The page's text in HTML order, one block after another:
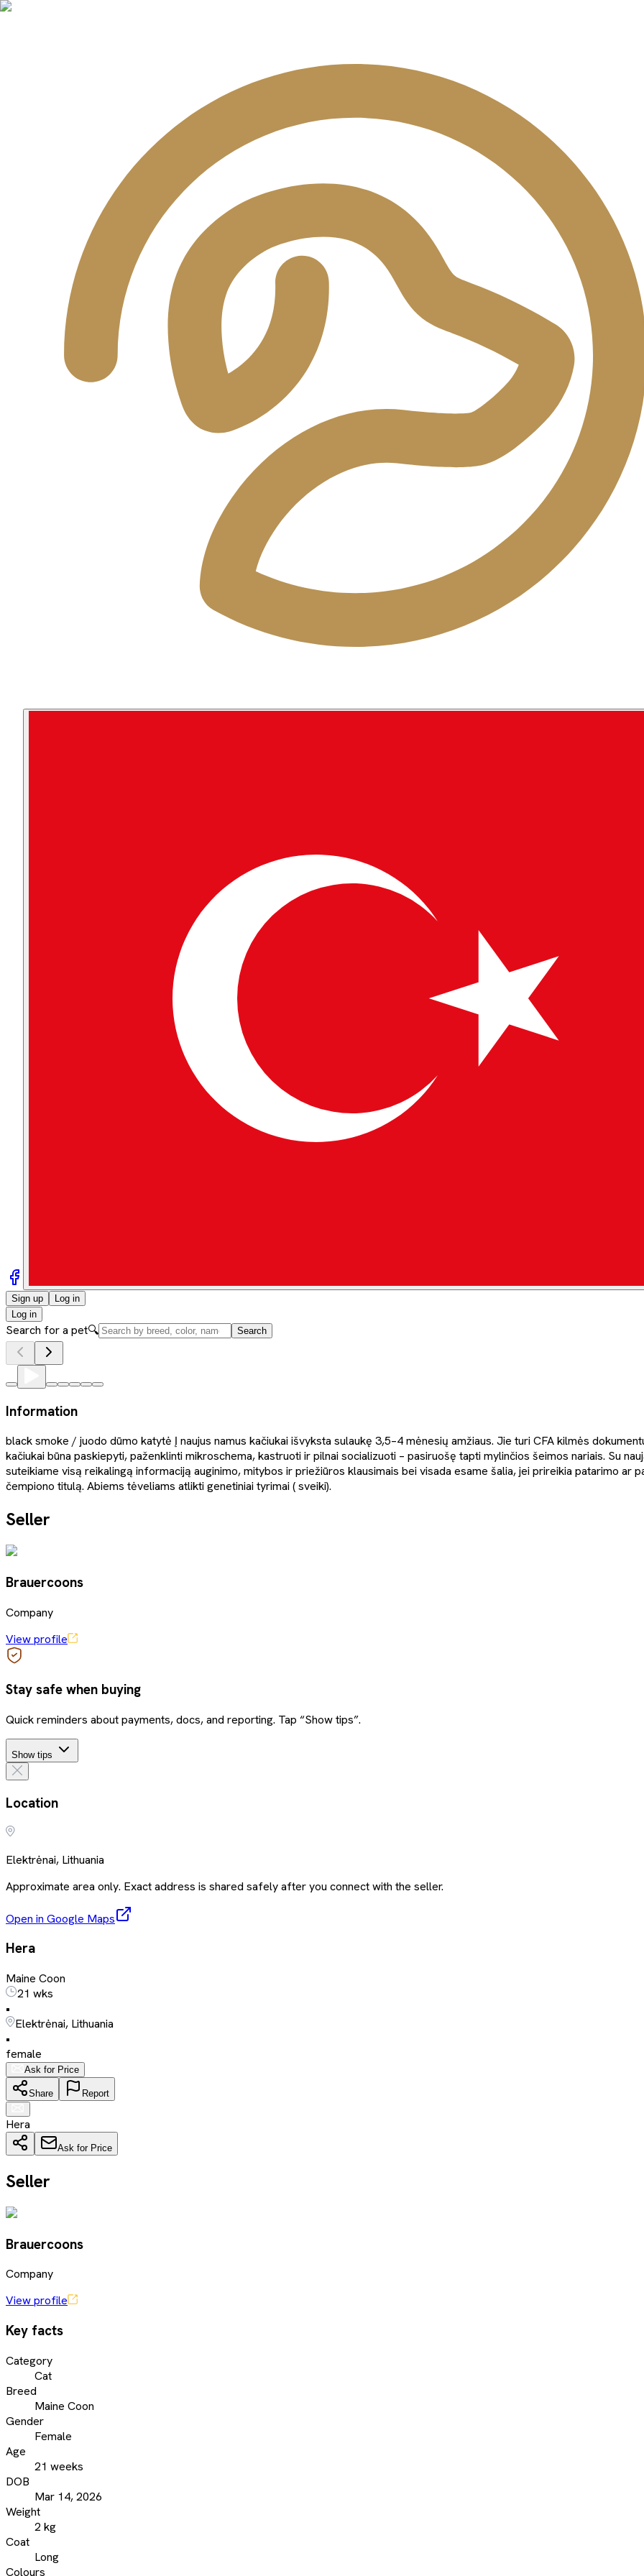
Sign up
Log in
Log in
Search for a pet🔍 Search
Information
black smoke / juodo dūmo katytė Į naujus namus kačiukai išvyksta sulaukę 3,5–4 mėnesių amžiaus. Jie turi CFA kilmės
kačiukai būna paskiepyti, paženklinti mikroschema, kastruoti ir pilnai socializuoti – pasiruošę tapti mylinčios šeimos nariais. Su
suteikiame visą reikalingą informaciją auginimo, mitybos ir priežiūros klausimais bei visada esame šalia, jei prireikia patarimo ar
čempiono titulą. Abiems tėveliams atlikti genetiniai tyrimai ( sveiki).
Seller
Brauercoons
Company
View profile
Stay safe when buying
Quick reminders about payments, docs, and reporting. Tap “Show tips”.
Show tips
Location
Elektrėnai, Lithuania
Approximate area only. Exact address is shared safely after you connect with the seller.
Open in Google Maps
Hera
Maine Coon
21 wks
•
Elektrėnai, Lithuania
•
female
Ask for Price
Share Report
Hera
Ask for Price
Seller
Brauercoons
Company
View profile
Key facts
Category
Cat
Breed
Maine Coon
Gender
Female
Age
21 weeks
DOB
Mar 14, 2026
Weight
2 kg
Coat
Long
Colours